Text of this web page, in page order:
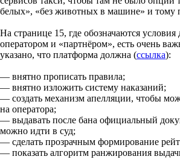
белых», «без животных в машине» и тому
На странице 15, где обозначаются
оператором и «партнёром», есть очень
указано, что платформа должна (ссылка):
— внятно прописать правила;
— внятно изложить систему наказаний;
— создать механизм апелляции, чтобы
на оператора;
— выдавать после бана официальный
можно идти в суд;
— сделать прозрачным формирование
— показать алгоритм ранжирования